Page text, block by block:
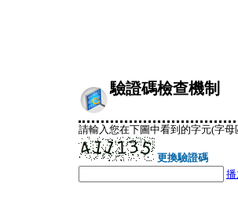
驗證碼檢查機制
請輸入您在下圖中看到的字元(字母
更換驗證碼